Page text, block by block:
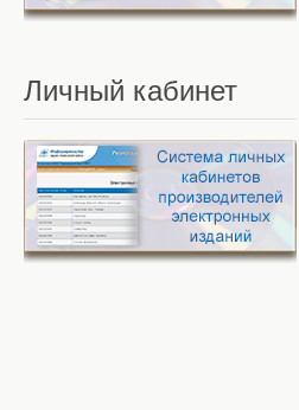
Личный кабинет